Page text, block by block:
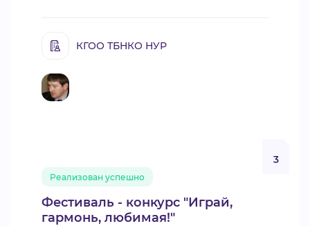
КГОО ТБНКО НУР
Фестиваль - конкурс "Играй,
гармонь, любимая!"
Реализован успешно
3